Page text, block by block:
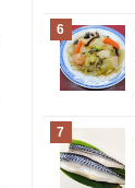
6
7